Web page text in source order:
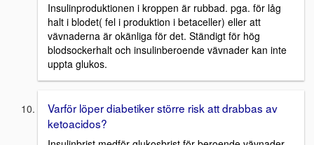
Insulinproduktionen i kroppen är rubbad. pga. för låg
halt i blodet( fel i produktion i betaceller) eller att
vävnaderna är okänliga för det. Ständigt för hög
blodsockerhalt och insulinberoende vävnader kan inte
uppta glukos.
Varför löper diabetiker större risk att drabbas av
ketoacidos?